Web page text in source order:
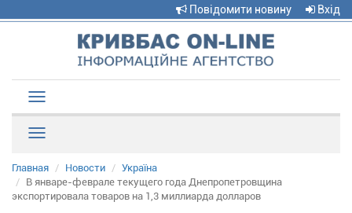
Повідомити новину Вхід
navigation
Главная Новости
Україна
В январе-феврале текущего года Днепропетровщина
экспортировала товаров на 1,3 миллиарда долларов